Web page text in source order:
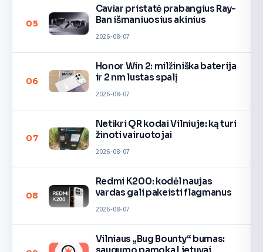
05
Caviar pristatė prabangius Ray-
Ban išmaniuosius akinius
2026-08-07
06
Honor Win 2: milžiniška baterija
ir 2 nm lustas spalį
2026-08-07
07
Netikri QR kodai Vilniuje: ką turi
žinoti vairuotojai
2026-08-07
08
Redmi K200: kodėl naujas
vardas gali pakeisti flagmanus
2026-08-07
Vilniaus „Bug Bounty“ bumas: